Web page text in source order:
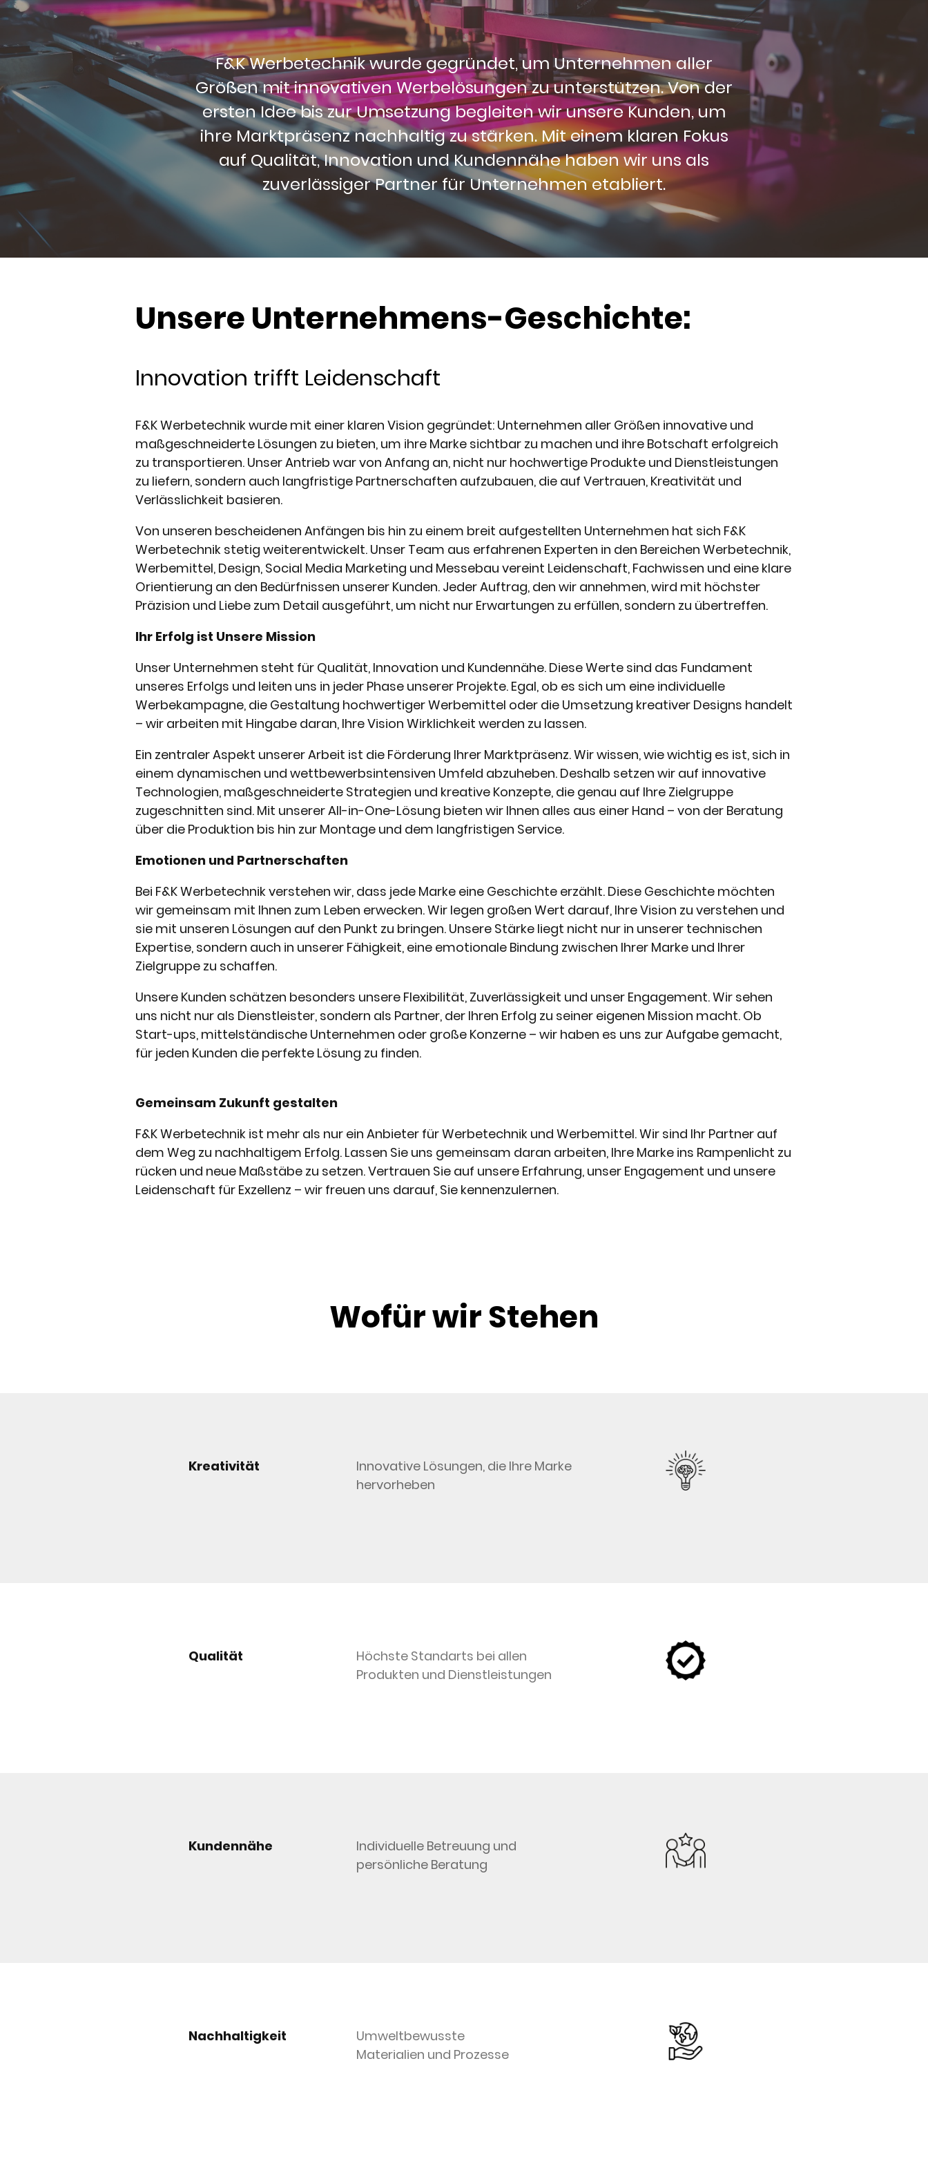
F&K Werbetechnik wurde gegründet, um Unternehmen aller
Größen mit innovativen Werbelösungen zu unterstützen. Von der
ersten Idee bis zur Umsetzung begleiten wir unsere Kunden, um
ihre Marktpräsenz nachhaltig zu stärken. Mit einem klaren Fokus
auf Qualität, Innovation und Kundennähe haben wir uns als
zuverlässiger Partner für Unternehmen etabliert.
Unsere Unternehmens-Geschichte:
Innovation trifft Leidenschaft
F&K Werbetechnik wurde mit einer klaren Vision gegründet: Unternehmen aller Größen innovative und
maßgeschneiderte Lösungen zu bieten, um ihre Marke sichtbar zu machen und ihre Botschaft erfolgreich
zu transportieren. Unser Antrieb war von Anfang an, nicht nur hochwertige Produkte und Dienstleistungen
zu liefern, sondern auch langfristige Partnerschaften aufzubauen, die auf Vertrauen, Kreativität und
Verlässlichkeit basieren.
Von unseren bescheidenen Anfängen bis hin zu einem breit aufgestellten Unternehmen hat sich F&K
Werbetechnik stetig weiterentwickelt. Unser Team aus erfahrenen Experten in den Bereichen Werbetechnik,
Werbemittel, Design, Social Media Marketing und Messebau vereint Leidenschaft, Fachwissen und eine klare
Orientierung an den Bedürfnissen unserer Kunden. Jeder Auftrag, den wir annehmen, wird mit höchster
Präzision und Liebe zum Detail ausgeführt, um nicht nur Erwartungen zu erfüllen, sondern zu übertreffen.
Ihr Erfolg ist Unsere Mission
Unser Unternehmen steht für Qualität, Innovation und Kundennähe. Diese Werte sind das Fundament
unseres Erfolgs und leiten uns in jeder Phase unserer Projekte. Egal, ob es sich um eine individuelle
Werbekampagne, die Gestaltung hochwertiger Werbemittel oder die Umsetzung kreativer Designs handelt
– wir arbeiten mit Hingabe daran, Ihre Vision Wirklichkeit werden zu lassen.
Ein zentraler Aspekt unserer Arbeit ist die Förderung Ihrer Marktpräsenz. Wir wissen, wie wichtig es ist, sich in
einem dynamischen und wettbewerbsintensiven Umfeld abzuheben. Deshalb setzen wir auf innovative
Technologien, maßgeschneiderte Strategien und kreative Konzepte, die genau auf Ihre Zielgruppe
zugeschnitten sind. Mit unserer All-in-One-Lösung bieten wir Ihnen alles aus einer Hand – von der Beratung
über die Produktion bis hin zur Montage und dem langfristigen Service.
Emotionen und Partnerschaften
Bei F&K Werbetechnik verstehen wir, dass jede Marke eine Geschichte erzählt. Diese Geschichte möchten
wir gemeinsam mit Ihnen zum Leben erwecken. Wir legen großen Wert darauf, Ihre Vision zu verstehen und
sie mit unseren Lösungen auf den Punkt zu bringen. Unsere Stärke liegt nicht nur in unserer technischen
Expertise, sondern auch in unserer Fähigkeit, eine emotionale Bindung zwischen Ihrer Marke und Ihrer
Zielgruppe zu schaffen.
Unsere Kunden schätzen besonders unsere Flexibilität, Zuverlässigkeit und unser Engagement. Wir sehen
uns nicht nur als Dienstleister, sondern als Partner, der Ihren Erfolg zu seiner eigenen Mission macht. Ob
Start-ups, mittelständische Unternehmen oder große Konzerne – wir haben es uns zur Aufgabe gemacht,
für jeden Kunden die perfekte Lösung zu finden.
Gemeinsam Zukunft gestalten
F&K Werbetechnik ist mehr als nur ein Anbieter für Werbetechnik und Werbemittel. Wir sind Ihr Partner auf
dem Weg zu nachhaltigem Erfolg. Lassen Sie uns gemeinsam daran arbeiten, Ihre Marke ins Rampenlicht zu
rücken und neue Maßstäbe zu setzen. Vertrauen Sie auf unsere Erfahrung, unser Engagement und unsere
Leidenschaft für Exzellenz – wir freuen uns darauf, Sie kennenzulernen.
Wofür wir Stehen
Innovative Lösungen, die Ihre Marke
hervorheben
Kreativität
Qualität
Höchste Standarts bei allen
Produkten und Dienstleistungen
Kundennähe
Individuelle Betreuung und
persönliche Beratung
Umweltbewusste
Materialien und Prozesse
Nachhaltigkeit